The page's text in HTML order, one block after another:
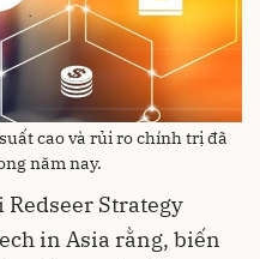
cao và rủi ro chính trị đã
năm nay.
Redseer Strategy
in Asia rằng, biến